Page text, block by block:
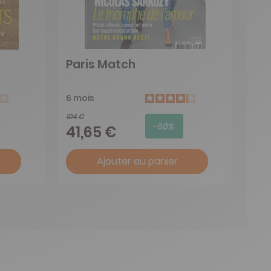
Paris Match
6 mois
104 €
41,65 € -60%
Ajouter au panier